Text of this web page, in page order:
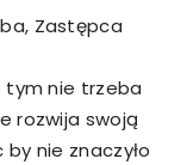
Zastępca
tym nie trzeba
rozwija swoją
nie znaczyło